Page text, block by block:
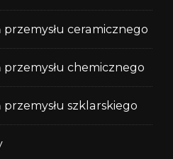
ceramicznego
chemicznego
szklarskiego